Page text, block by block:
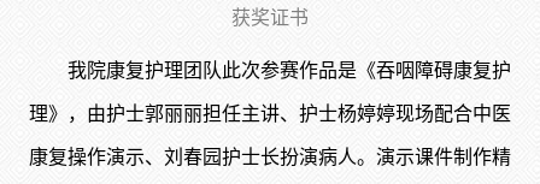
获奖证书
我院康复护理团队此次参赛作品是《吞咽障碍康复护
理》，由护士郭丽丽担任主讲、护士杨婷婷现场配合中医
康复操作演示、刘春园护士长扮演病人。演示课件制作精